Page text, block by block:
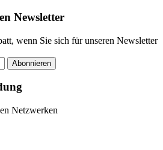
Newsletter
wenn Sie sich für unseren Newsletter
Abonnieren
Netzwerken